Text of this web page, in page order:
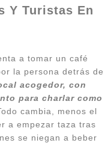
Y Turistas En
a tomar un café
la persona detrás de
acogedor, con
para charlar como
cambia, menos el
a empezar taza tras
se niegan a beber